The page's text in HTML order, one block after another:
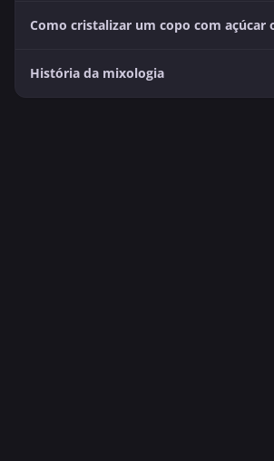
Como cristalizar um copo com açúcar
História da mixologia